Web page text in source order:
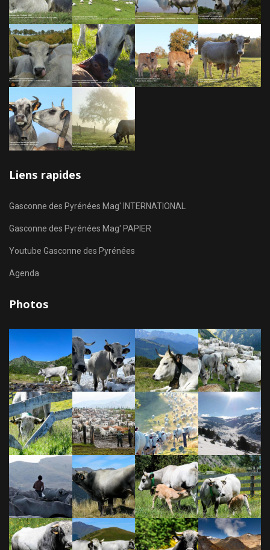
Liens rapides
Gasconne des Pyrénées Mag' INTERNATIONAL
Gasconne des Pyrénées Mag' PAPIER
Youtube Gasconne des Pyrénées
Agenda
Photos